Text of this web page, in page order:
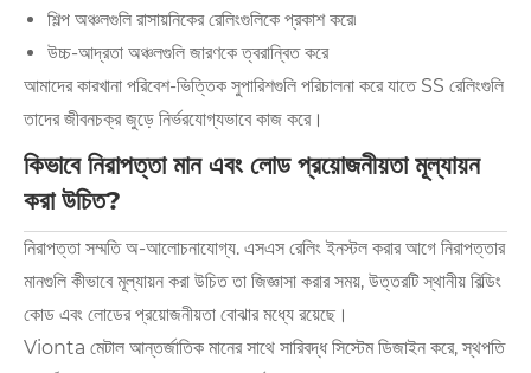
শিল্প অঞ্চলগুলি রাসায়নিকের রেলিংগুলিকে প্রকাশ করে৷
উচ্চ-আদ্রতা অঞ্চলগুলি জারণকে ত্বরান্বিত করে
আমাদের কারখানা পরিবেশ-ভিত্তিক সুপারিশগুলি পরিচালনা করে যাতে SS রেলিংগুলি
তাদের জীবনচক্র জুড়ে নির্ভরযোগ্যভাবে কাজ করে।
কিভাবে নিরাপত্তা মান এবং লোড প্রয়োজনীয়তা মূল্যায়ন
করা উচিত?
নিরাপত্তা সম্মতি অ-আলোচনাযোগ্য. এসএস রেলিং ইনস্টল করার আগে নিরাপত্তার
মানগুলি কীভাবে মূল্যায়ন করা উচিত তা জিজ্ঞাসা করার সময়, উত্তরটি স্থানীয় বিল্ডিং
কোড এবং লোডের প্রয়োজনীয়তা বোঝার মধ্যে রয়েছে।
Vionta মেটাল আন্তর্জাতিক মানের সাথে সারিবদ্ধ সিস্টেম ডিজাইন করে, স্থপতি